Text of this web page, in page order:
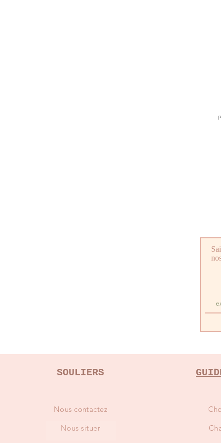
SOULIERS
Nous contactez
Nous situer